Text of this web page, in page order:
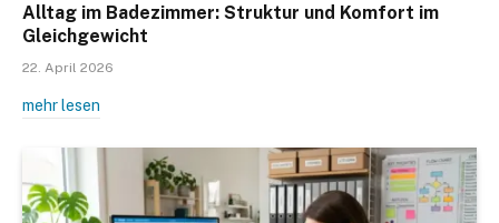
Alltag im Badezimmer: Struktur und Komfort im
Gleichgewicht
22. April 2026
mehr lesen